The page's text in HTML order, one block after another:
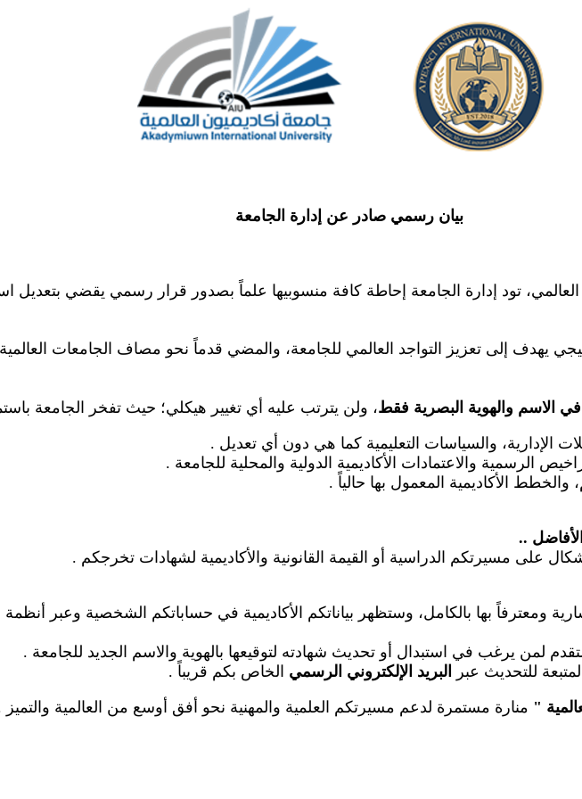
بيان رسمي صادر عن إدارة الجامعة
العالمي، تود إدارة الجامعة إحاطة كافة منسوبيها علماً بصدور قرار رسمي يقضي بتعديل
يهدف إلى تعزيز التواجد العالمي للجامعة، والمضي قدماً نحو مصاف الجامعات
في الاسم والهوية البصرية فقط، ولن يترتب عليه أي تغيير هيكلي؛ حيث تفخر الجامعة
الإدارية، والسياسات التعليمية كما هي دون أي تعديل .
الرسمية والاعتمادات الأكاديمية الدولية والمحلية للجامعة .
والخطط الأكاديمية المعمول بها حالياً .
..
على مسيرتكم الدراسية أو القيمة القانونية والأكاديمية لشهادات تخرجكم .
ومعترفاً بها بالكامل، وستظهر بياناتكم الأكاديمية في حساباتكم الشخصية وعبر أنظمة
لمن يرغب في استبدال أو تحديث شهادته لتوقيعها بالهوية والاسم الجديد للجامعة .
للتحديث عبر البريد الإلكتروني الرسمي الخاص بكم قريباً .
" منارة مستمرة لدعم مسيرتكم العلمية والمهنية نحو أفق أوسع من العالمية والتميز